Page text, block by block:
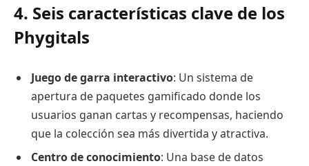
4. Seis características clave de los
Phygitals
Juego de garra interactivo: Un sistema de
apertura de paquetes gamificado donde los
usuarios ganan cartas y recompensas, haciendo
que la colección sea más divertida y atractiva.
Centro de conocimiento: Una base de datos